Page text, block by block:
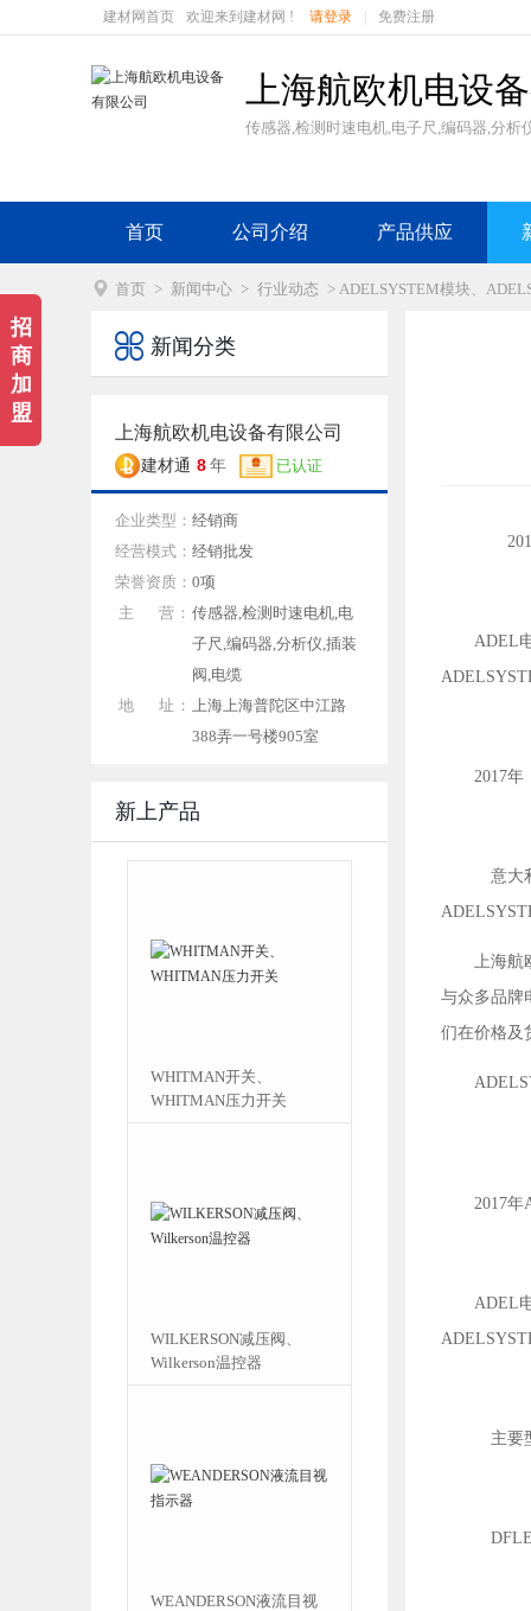
建材网首页 欢迎来到建材网 ! 请登录 免费注册
上海航欧机电设
传感器,检测时速电机,电子尺,编码器,分析
首页 公司介绍 产品供应
 首页 > 新闻中心 > 行业动态 > ADELSYSTEM模块、
2017
ADEL
2017
意大
上海航
与众多品牌
们在价格及
2017年
ADEL
主要
 新闻分类
上海航欧机电设备有限公司
建材通 8 年 已认证
企业类型： 经销商
经营模式： 经销批发
荣誉资质： 0项
主 营： 传感器,检测时速电机,电
子尺,编码器,分析仪,插装
阀,电缆
地 址： 上海上海普陀区中江路
388弄一号楼905室
新上产品
WHITMAN开关、
WHITMAN压力开关
WILKERSON减压阀、
Wilkerson温控器
WEANDERSON液流目视
招
商
加
盟